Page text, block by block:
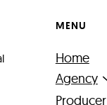
MENU
Home
Agency
Producer